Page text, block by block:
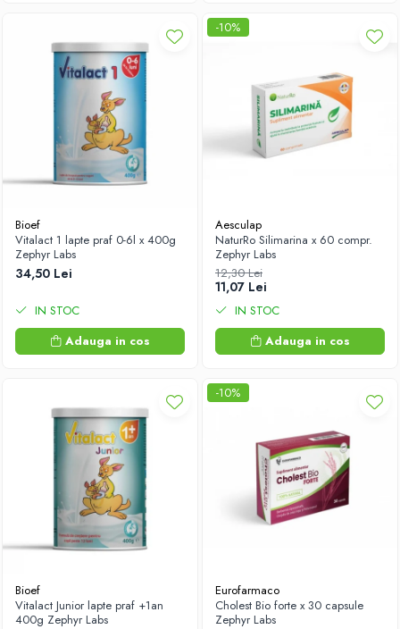
Bioef
Vitalact 1 lapte praf 0-6l x 400g
Zephyr Labs
34,50 Lei
IN STOC
Adauga in cos
-10%
Aesculap
NaturRo Silimarina x 60 compr.
Zephyr Labs
12,30 Lei
11,07 Lei
IN STOC
Adauga in cos
Bioef
Vitalact Junior lapte praf +1an
400g Zephyr Labs
-10%
Eurofarmaco
Cholest Bio forte x 30 capsule
Zephyr Labs